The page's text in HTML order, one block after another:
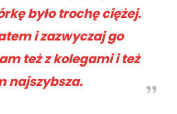
było trochę ciężej.
i zazwyczaj go
też z kolegami i też
najszybsza.